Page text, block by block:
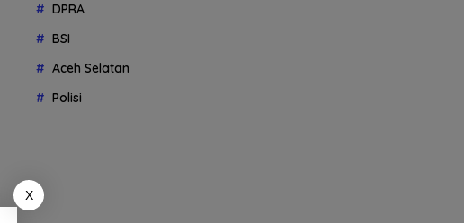
DPRA
BSI
Aceh Selatan
Polisi
X